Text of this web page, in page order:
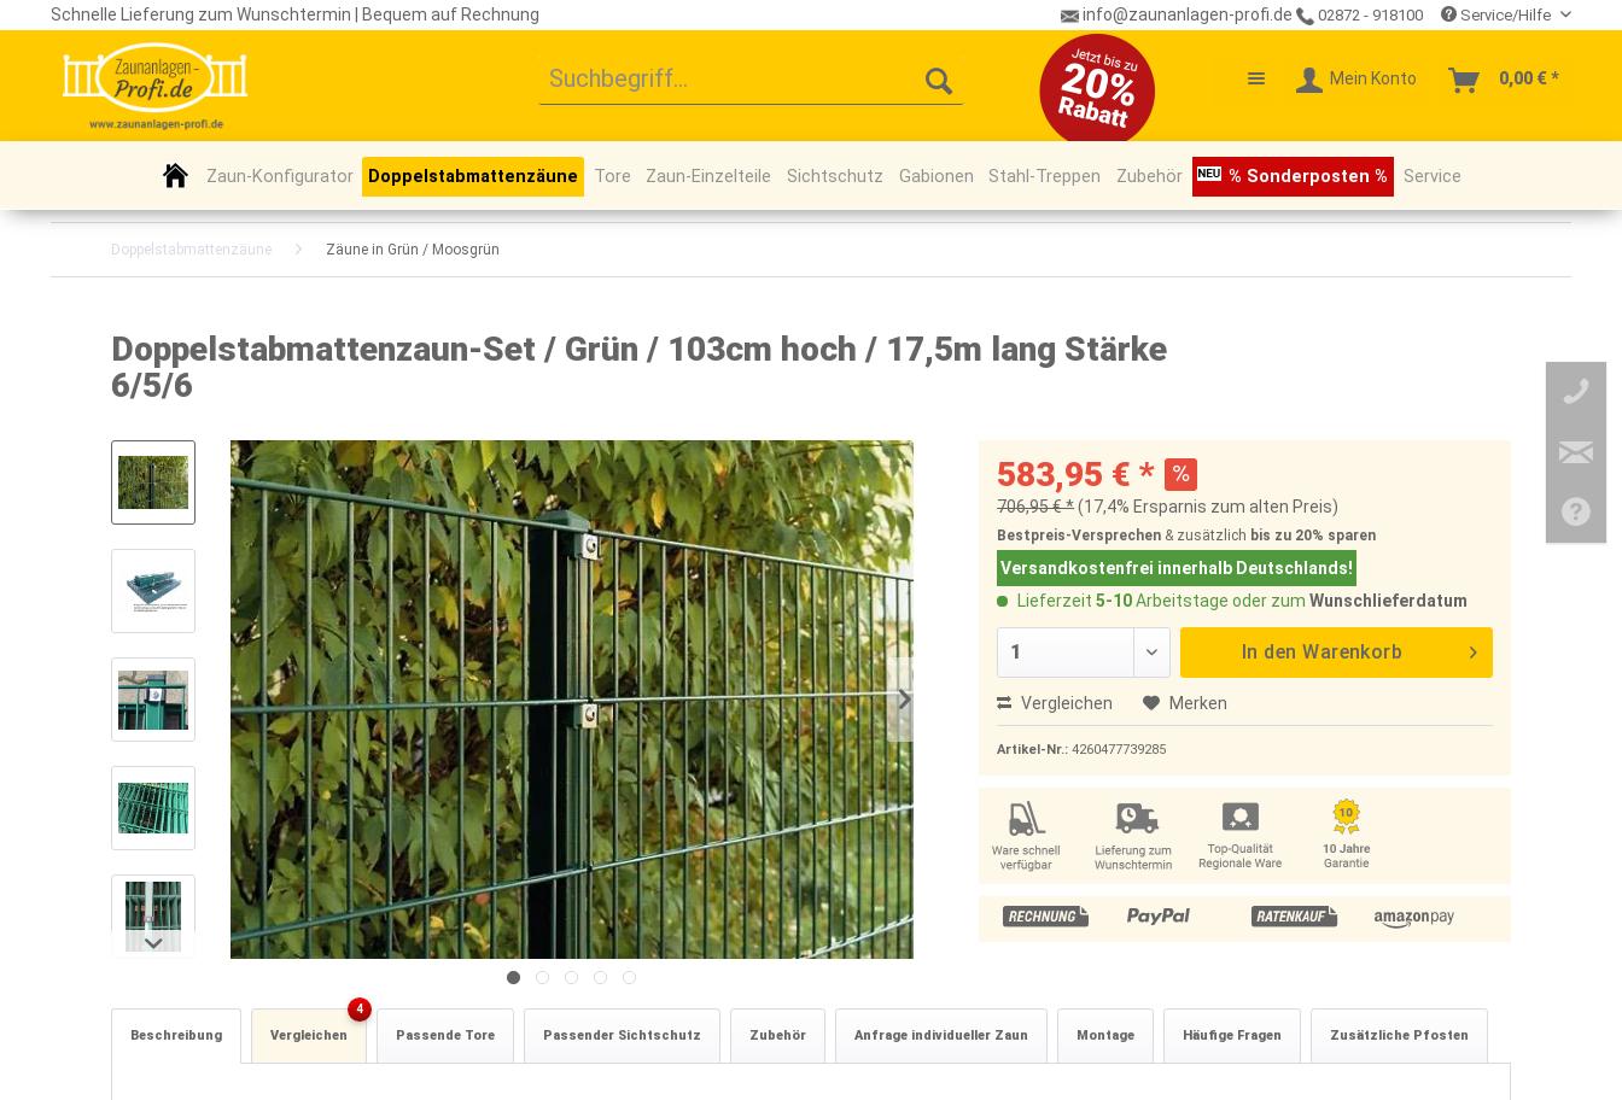
Schnelle Lieferung zum Wunschtermin | Bequem auf Rechnung info@zaunanlagen-profi.de 02872 - 918100 Service/Hilfe
Mein Konto 0,00 € *
Zaun-Konfigurator Doppelstabmattenzäune Tore Zaun-Einzelteile Sichtschutz Gabionen Stahl-Treppen Zubehör % Sonderposten % Service
Doppelstabmattenzäune Zäune in Grün / Moosgrün
Doppelstabmattenzaun-Set / Grün / 103cm hoch / 17,5m lang Stärke
6/5/6
583,95 € *
706,95 € *(17,4% Ersparnis zum alten Preis)
Bestpreis-Versprechen & zusätzlich bis zu 20% sparen
Versandkostenfrei innerhalb Deutschlands!
Lieferzeit5-10Arbeitstage oder zumWunschlieferdatum
In den Warenkorb
Vergleichen Merken
Artikel-Nr.:4260477739285
Beschreibung Vergleichen
4
Passende Tore Passender Sichtschutz Zubehör Anfrage individueller Zaun Montage Häufige Fragen Zusätzliche Pfosten